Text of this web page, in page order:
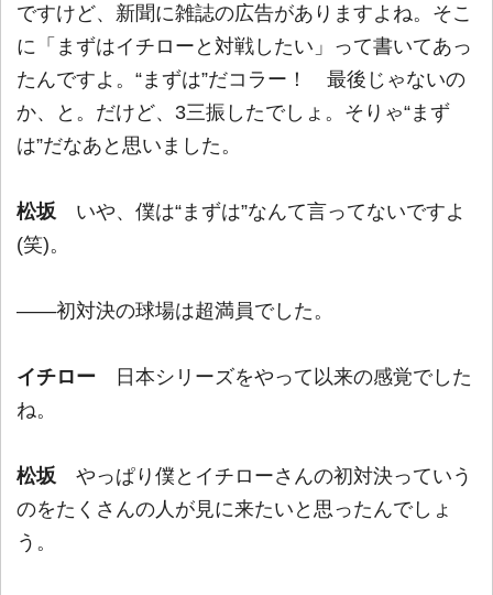
ですけど、新聞に雑誌の広告がありますよね。そこ
に「まずはイチローと対戦したい」って書いてあっ
たんですよ。“まずは”だコラー！ 最後じゃないの
か、と。だけど、3三振したでしょ。そりゃ“まず
は”だなあと思いました。
松坂 いや、僕は“まずは”なんて言ってないですよ
(笑)。
――初対決の球場は超満員でした。
イチロー 日本シリーズをやって以来の感覚でした
ね。
松坂 やっぱり僕とイチローさんの初対決っていう
のをたくさんの人が見に来たいと思ったんでしょ
う。